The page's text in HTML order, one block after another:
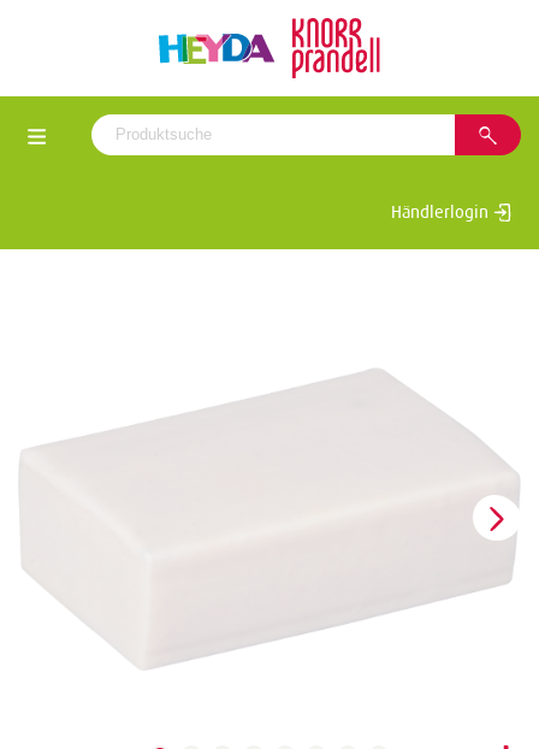
Händlerlogin